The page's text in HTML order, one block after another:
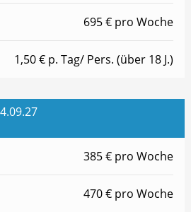
695 € pro Woche
1,50 € p. Tag/ Pers. (über 18 J.)
385 € pro Woche
470 € pro Woche